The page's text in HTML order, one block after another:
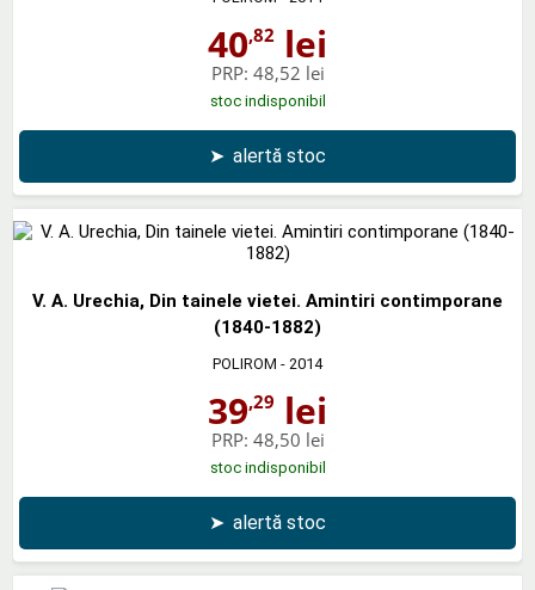
40,82 lei
PRP: 48,52 lei
stoc indisponibil
➤ alertă stoc
V. A. Urechia, Din tainele vietei. Amintiri contimporane
(1840-1882)
POLIROM - 2014
39,29 lei
PRP: 48,50 lei
stoc indisponibil
➤ alertă stoc